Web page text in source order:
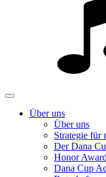
Über uns
Über uns
Strategie für
Der Dana
Honor Award
Dana Cup